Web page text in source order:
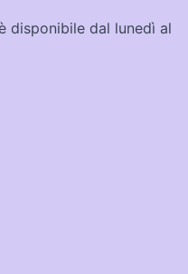
disponibile dal lunedì al